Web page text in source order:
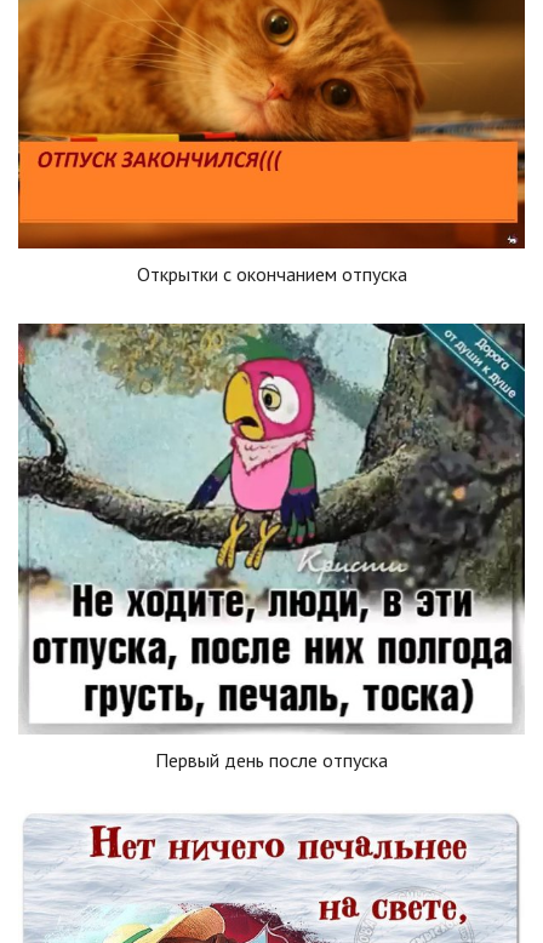
Открытки с окончанием отпуска
Первый день после отпуска